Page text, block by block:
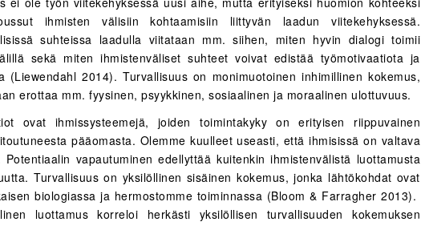
ihmisten välisiin kohtaamisiin liittyvän laadun viitekehyksessä.
suhteissa laadulla viitataan mm. siihen, miten hyvin dialogi toimii
sekä miten ihmistenväliset suhteet voivat edistää työmotivaatiota ja
(Liewendahl 2014). Turvallisuus on monimuotoinen inhimillinen kokemus,
erottaa mm. fyysinen, psyykkinen, sosiaalinen ja moraalinen ulottuvuus.
ovat ihmissysteemejä, joiden toimintakyky on erityisen riippuvainen
pääomasta. Olemme kuulleet useasti, että ihmisissä on valtava
Potentiaalin vapautuminen edellyttää kuitenkin ihmistenvälistä luottamusta
Turvallisuus on yksilöllinen sisäinen kokemus, jonka lähtökohdat ovat
biologiassa ja hermostomme toiminnassa (Bloom & Farragher 2013).
luottamus korreloi herkästi yksilöllisen turvallisuuden kokemuksen